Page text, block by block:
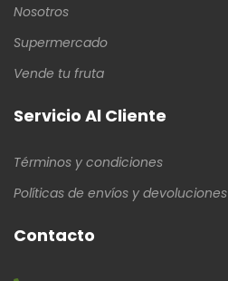
Nosotros
Supermercado
Vende tu fruta
Servicio Al Cliente
Términos y condiciones
Políticas de envíos y devoluciones
Contacto